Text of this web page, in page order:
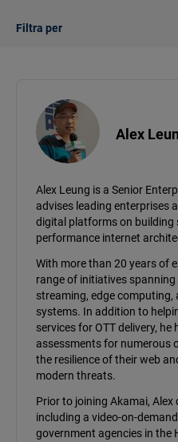
Filtra per
Alex
Alex Leung is a Senior
advises leading enterprises
digital platforms on building
performance internet
With more than 20 years of
range of initiatives spanning
streaming, edge computing,
systems. In addition to
services for OTT delivery,
assessments for numerous
the resilience of their web
modern threats.
Prior to joining Akamai,
including a video-on-
government agencies in the